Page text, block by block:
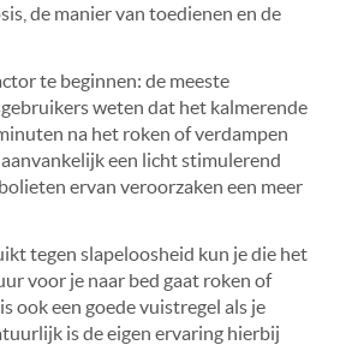
de manier van toedienen en de
te beginnen: de meeste
weten dat het kalmerende
na het roken of verdampen
een licht stimulerend
ervan veroorzaken een meer
tegen slapeloosheid kun je die het
voor je naar bed gaat roken of
ook een goede vuistregel als je
is de eigen ervaring hierbij